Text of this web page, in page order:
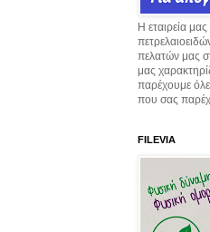
Η εταιρεία
πελατών μας
μας
παρέχουμε
που σας
FILEVIA